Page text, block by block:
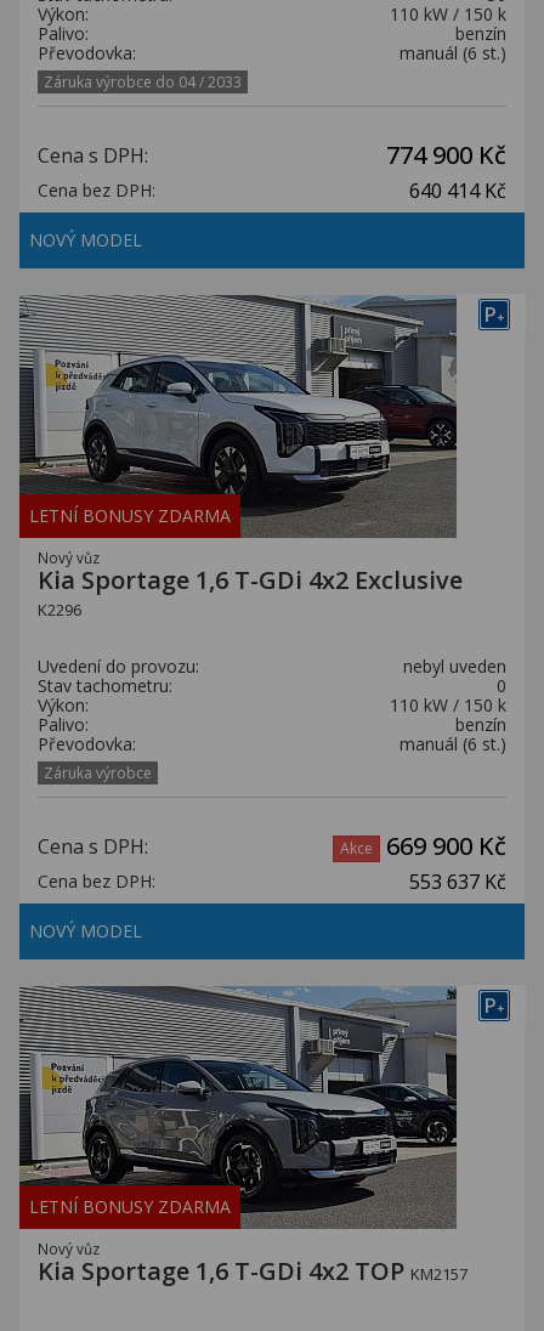
Výkon:
110 kW / 150 k
Palivo:
benzín
Převodovka:
manuál (6 st.)
Záruka výrobce do 04 / 2033
Cena s DPH: 774 900 Kč
Cena bez DPH: 640 414 Kč
NOVÝ MODEL
P+
LETNÍ BONUSY ZDARMA
Nový vůz
Kia Sportage 1,6 T-GDi 4x2 Exclusive
K2296
Uvedení do provozu:
nebyl uveden
Stav tachometru:
0
Výkon:
110 kW / 150 k
Palivo:
benzín
Převodovka:
manuál (6 st.)
Záruka výrobce
Cena s DPH: Akce 669 900 Kč
Cena bez DPH: 553 637 Kč
NOVÝ MODEL
P+
LETNÍ BONUSY ZDARMA
Nový vůz
Kia Sportage 1,6 T-GDi 4x2 TOP KM2157